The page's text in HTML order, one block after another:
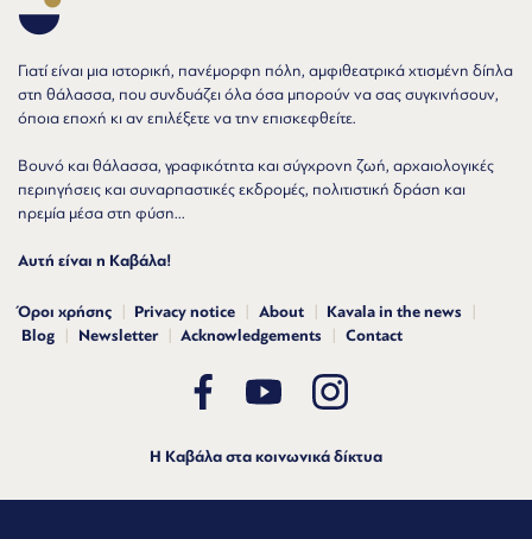
Γιατί είναι μια ιστορική, πανέμορφη πόλη, αμφιθεατρικά χτισμένη δίπλα
στη θάλασσα, που συνδυάζει όλα όσα μπορούν να σας συγκινήσουν,
όποια εποχή κι αν επιλέξετε να την επισκεφθείτε.
Βουνό και θάλασσα, γραφικότητα και σύγχρονη ζωή, αρχαιολογικές
περιηγήσεις και συναρπαστικές εκδρομές, πολιτιστική δράση και
ηρεμία μέσα στη φύση...
Αυτή είναι η Καβάλα!
Όροι χρήσης Privacy notice About
Kavala in the news
Blog
Newsletter Acknowledgements Contact
Η Καβάλα στα κοινωνικά δίκτυα